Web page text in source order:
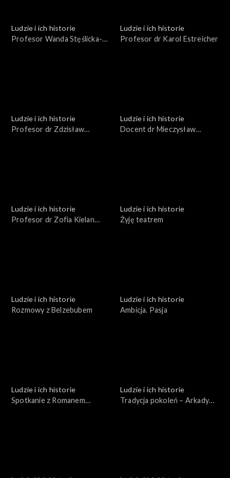
Ludzie i ich historie
Profesor Wanda Stęślicka-
Ludzie i ich historie
Profesor dr Karol Estreicher
Ludzie i ich historie
Profesor dr Zdzisław
Ludzie i ich historie
Docent dr Mieczysław
Ludzie i ich historie
Profesor dr Zofia Kielan
Ludzie i ich historie
Żyję teatrem
Ludzie i ich historie
Rozmowy z Belzebubem
Ludzie i ich historie
Ambicja. Pasja
Ludzie i ich historie
Spotkanie z Romanem
Ludzie i ich historie
Tradycja pokoleń – Arkady